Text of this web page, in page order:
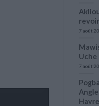
7 août
Uche
7 août
Havre